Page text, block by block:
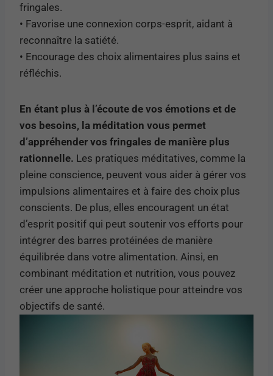
fringales.
• Favorise une connexion corps-esprit, aidant à
reconnaître la satiété.
• Encourage des choix alimentaires plus sains et
réfléchis.
En étant plus à l’écoute de vos émotions et de
vos besoins, la méditation vous permet
d’appréhender vos fringales de manière plus
rationnelle. Les pratiques méditatives, comme la
pleine conscience, peuvent vous aider à gérer vos
impulsions alimentaires et à faire des choix plus
conscients. De plus, elles encouragent un état
d’esprit positif qui peut soutenir vos efforts pour
intégrer des barres protéinées de manière
équilibrée dans votre alimentation. Ainsi, en
combinant méditation et nutrition, vous pouvez
créer une approche holistique pour atteindre vos
objectifs de santé.